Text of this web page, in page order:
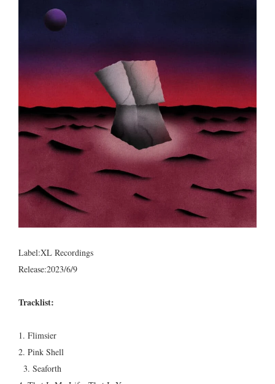
Label:XL Recordings
Release:2023/6/9
Tracklist:
1. Flimsier
2. Pink Shell
3. Seaforth